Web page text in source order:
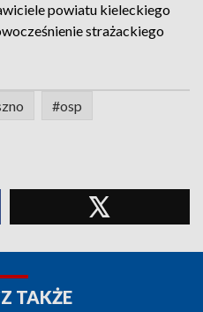
powiatu kieleckiego
strażackiego
#osp
TAKŻE